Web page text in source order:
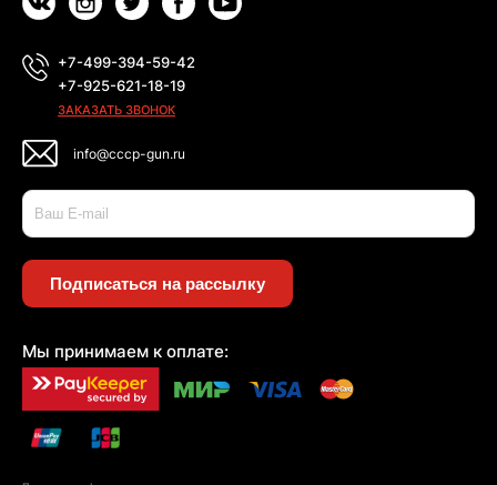
+7-499-394-59-42
+7-925-621-18-19
ЗАКАЗАТЬ ЗВОНОК
info@cccp-gun.ru
Подписаться на рассылку
Мы принимаем к оплате: